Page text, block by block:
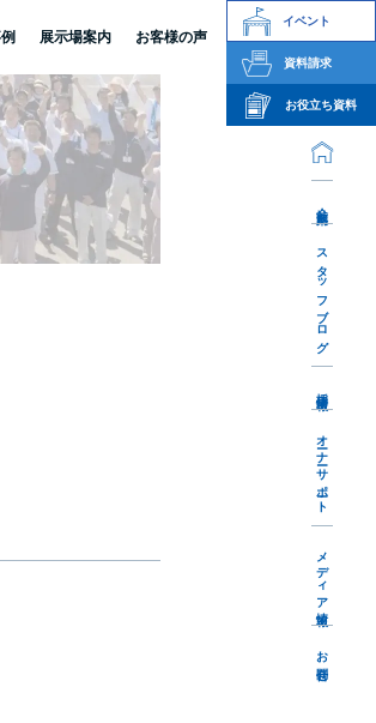
展示場案内 お客様の声
イベント
資料請求
お役立ち資料
スタッフブログ
オーナーサポート
メディア情報
お問合せ